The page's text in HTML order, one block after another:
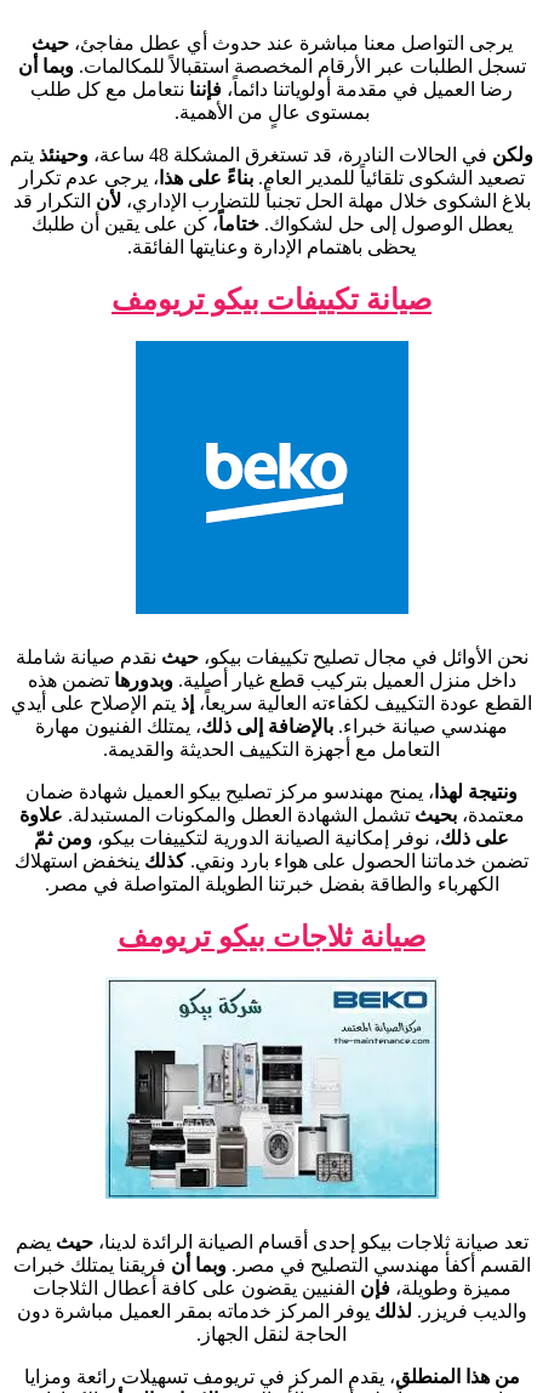
يرجى التواصل معنا مباشرة عند حدوث أي عطل مفاجئ،حيث
تسجل الطلبات عبر الأرقام المخصصة استقبالاً للمكالمات.وبما أن
رضا العميل في مقدمة أولوياتنا دائماً، فإننا نتعامل مع كل طلب
بمستوى عالٍ من الأهمية.
ولكن في الحالات النادرة، قد تستغرق المشكلة 48 ساعة، وحينئذ يتم
تصعيد الشكوى تلقائياً للمدير العام.بناءً على هذا ، يرجى عدم تكرار
بلاغ الشكوى خلال مهلة الحل تجنباً للتضارب الإداري،لأن التكرار قد
يعطل الوصول إلى حل لشكواك.ختاماً، كن على يقين أن طلبك
يحظى باهتمام الإدارة وعنايتها الفائقة.
صيانة تكييفات بيكو تريومف
نحن الأوائل في مجال تصليح تكييفات بيكو،حيث نقدم صيانة شاملة
داخل منزل العميل بتركيب قطع غيار أصلية.وبدورها تضمن هذه
القطع عودة التكييف لكفاءته العالية سريعاً، إذ يتم الإصلاح على أيدي
مهندسي صيانة خبراء. بالإضافة إلى ذلك، يمتلك الفنيون مهارة
التعامل مع أجهزة التكييف الحديثة والقديمة.
ونتيجة لهذا ، يمنح مهندسو مركز تصليح بيكو العميل شهادة ضمان
معتمدة،بحيث تشمل الشهادة العطل والمكونات المستبدلة. علاوة
على ذلك، نوفر إمكانية الصيانة الدورية لتكييفات بيكو، ومن ثمّ
تضمن خدماتنا الحصول على هواء بارد ونقي.كذلك ينخفض استهلاك
الكهرباء والطاقة بفضل خبرتنا الطويلة المتواصلة في مصر.
صيانة ثلاجات بيكو تريومف
تعد صيانة ثلاجات بيكو إحدى أقسام الصيانة الرائدة لدينا،حيث يضم
القسم أكفأ مهندسي التصليح في مصر.وبما أن فريقنا يمتلك خبرات
مميزة وطويلة،فإن الفنيين يقضون على كافة أعطال الثلاجات
والديب فريزر. لذلك يوفر المركز خدماته بمقر العميل مباشرة دون
الحاجة لنقل الجهاز.
من هذا المنطلق، يقدم المركز في تريومف تسهيلات رائعة ومزايا